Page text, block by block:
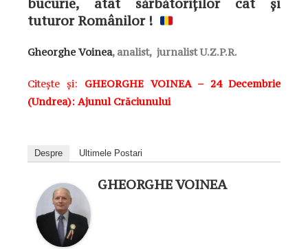
bucurie, atât sărbătoriților cât și
tuturor Românilor !
Gheorghe Voinea, analist, jurnalist U.Z.P.R.
Citește și: GHEORGHE VOINEA – 24 Decembrie
(Undrea): Ajunul Crăciunului
Despre Ultimele Postari
GHEORGHE VOINEA